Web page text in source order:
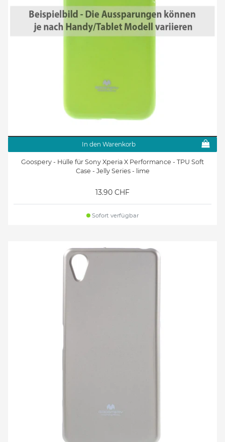
In den Warenkorb
Goospery - Hülle für Sony Xperia X Performance - TPU Soft
Case - Jelly Series - lime
13.90 CHF
Sofort verfügbar